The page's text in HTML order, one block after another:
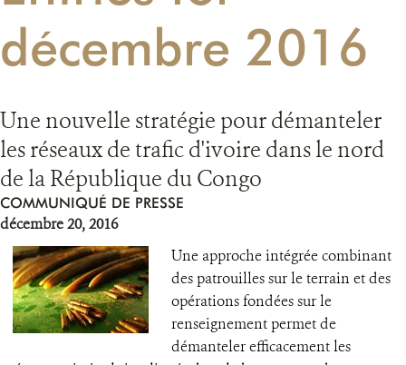
décembre 2016
Une nouvelle stratégie pour démanteler
les réseaux de trafic d'ivoire dans le nord
de la République du Congo
COMMUNIQUÉ DE PRESSE
décembre 20, 2016
Une approche intégrée combinant
des patrouilles sur le terrain et des
opérations fondées sur le
renseignement permet de
démanteler efficacement les